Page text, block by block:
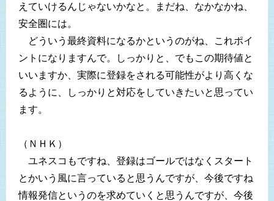
えていけるんじゃないかなと。まだね、なかなかね、
安全圏には。
どういう最終資料になるかというのがね、これポイ
ントになりますんで。しっかりと、でもこの期待値と
いいますか、実際に登録をされる可能性がより高くな
るように、しっかりと対応をしていきたいと思ってい
ます。
（ＮＨＫ）
ユネスコもですね、登録はゴールではなくスタート
とかいう風に言っていると思うんですが、今後ですね
情報発信というのを求めていくと思うんですが、今後